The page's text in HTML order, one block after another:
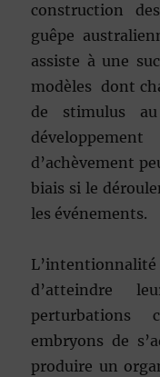
construction
guêpe
assiste à une
modèles dont
de stimulus
d’achèvement
biais si le
les événements.
d’atteindre
perturbations
embryons de
produire un